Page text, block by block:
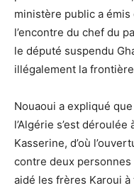
ministère public a
l’encontre du chef du
le député suspendu
illégalement la
Nouaoui a expliqué
l’Algérie s’est
Kasserine, d’où
contre deux personnes
aidé les frères Karoui